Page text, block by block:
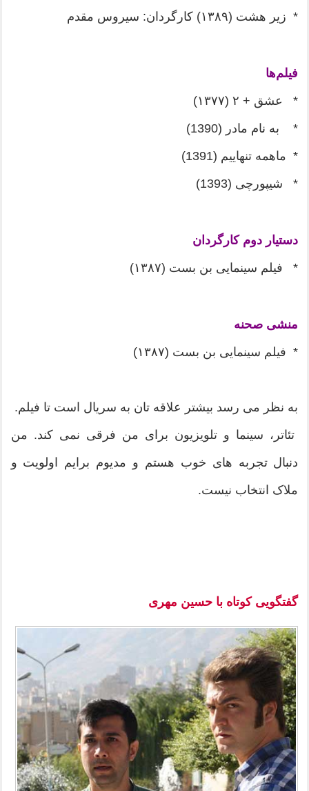
* زیر هشت (۱۳۸۹) کارگردان: سیروس مقدم
فیلم‌ها
* عشق + ۲ (۱۳۷۷)
* به نام مادر (1390)
* ماهمه تنهاییم (1391)
* شیپورچی (1393)
دستیار دوم کارگردان
* فیلم سینمایی بن بست (۱۳۸۷)
منشی صحنه
* فیلم سینمایی بن بست (۱۳۸۷)
به نظر می رسد بیشتر علاقه تان به سریال است تا فیلم.
تئاتر، سینما و تلویزیون برای من فرقی نمی کند. من
دنبال تجربه های خوب هستم و مدیوم برایم اولویت و
ملاک انتخاب نیست.
گفتگویی کوتاه با حسین مهری